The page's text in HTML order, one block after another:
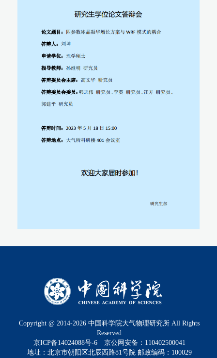
Copyright @ 2014-2026 中国科学院大气物理研究所 All Rights
Reserved
京ICP备14024088号-6
京公网安备：110402500041
地址：北京市朝阳区北辰西路81号院 邮政编码：100029